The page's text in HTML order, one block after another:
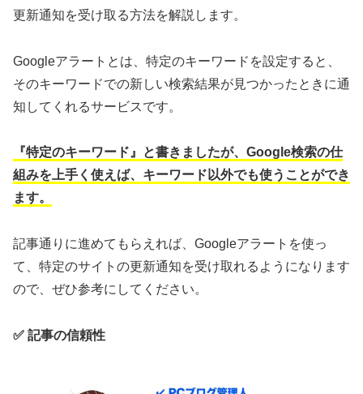
更新通知を受け取る方法を解説します。
Googleアラートとは、特定のキーワードを設定すると、
そのキーワードでの新しい検索結果が見つかったときに通
知してくれるサービスです。
『特定のキーワード』と書きましたが、Google検索の仕
組みを上手く使えば、キーワード以外でも使うことができ
ます。
記事通りに進めてもらえれば、Googleアラートを使っ
て、特定のサイトの更新通知を受け取れるようになります
ので、ぜひ参考にしてください。
✅ 記事の信頼性